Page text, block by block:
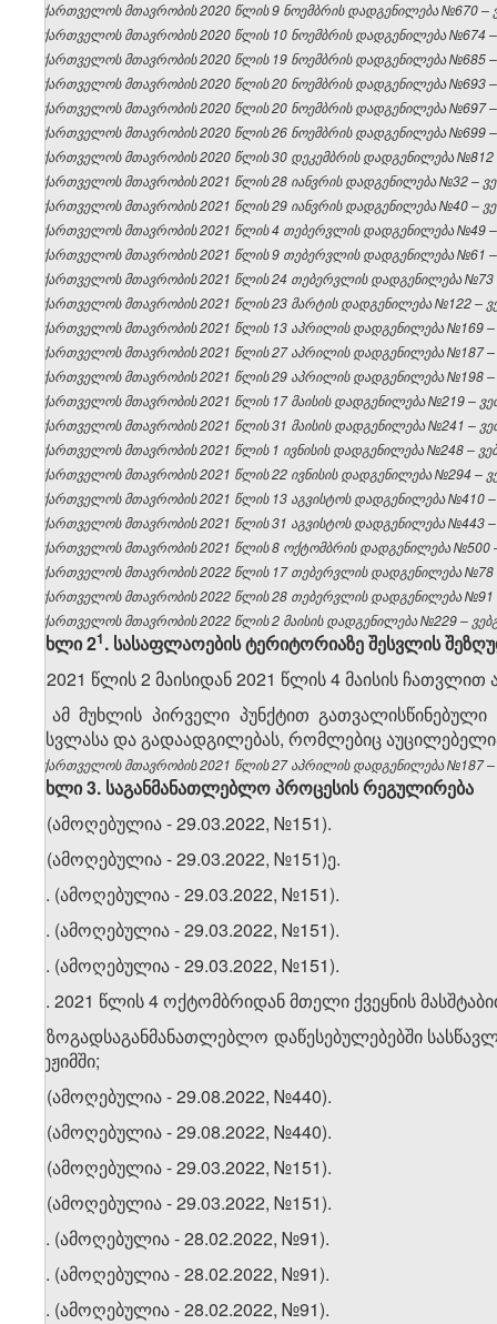
საქართველოს მთავრობის 2020 წლის 9 ნოემბრის დადგენილება №670 –
საქართველოს მთავრობის 2020 წლის 10 ნოემბრის დადგენილება №674
საქართველოს მთავრობის 2020 წლის 19 ნოემბრის დადგენილება №685
საქართველოს მთავრობის 2020 წლის 20 ნოემბრის დადგენილება №693
საქართველოს მთავრობის 2020 წლის 20 ნოემბრის დადგენილება №697
საქართველოს მთავრობის 2020 წლის 26 ნოემბრის დადგენილება №699
საქართველოს მთავრობის 2020 წლის 30 დეკემბრის დადგენილება №812
საქართველოს მთავრობის 2021 წლის 28 იანვრის დადგენილება №32 –
საქართველოს მთავრობის 2021 წლის 29 იანვრის დადგენილება №40 –
საქართველოს მთავრობის 2021 წლის 4 თებერვლის დადგენილება №49 –
საქართველოს მთავრობის 2021 წლის 9 თებერვლის დადგენილება №61 –
საქართველოს მთავრობის 2021 წლის 24 თებერვლის დადგენილება №73
საქართველოს მთავრობის 2021 წლის 23 მარტის დადგენილება №122 –
საქართველოს მთავრობის 2021 წლის 13 აპრილის დადგენილება №169 –
საქართველოს მთავრობის 2021 წლის 27 აპრილის დადგენილება №187 –
საქართველოს მთავრობის 2021 წლის 29 აპრილის დადგენილება №198 –
საქართველოს მთავრობის 2021 წლის 17 მაისის დადგენილება №219 –
საქართველოს მთავრობის 2021 წლის 31 მაისის დადგენილება №241 –
საქართველოს მთავრობის 2021 წლის 1 ივნისის დადგენილება №248 –
საქართველოს მთავრობის 2021 წლის 22 ივნისის დადგენილება №294 –
საქართველოს მთავრობის 2021 წლის 13 აგვისტოს დადგენილება №410
საქართველოს მთავრობის 2021 წლის 31 აგვისტოს დადგენილება №443
საქართველოს მთავრობის 2021 წლის 8 ოქტომბრის დადგენილება №500
საქართველოს მთავრობის 2022 წლის 17 თებერვლის დადგენილება №78
საქართველოს მთავრობის 2022 წლის 28 თებერვლის დადგენილება №91
საქართველოს მთავრობის 2022 წლის 2 მაისის დადგენილება №229 –
მუხლი 2​1. სასაფლაოების ტერიტორიაზე შესვლის
1. 2021 წლის 2 მაისიდან 2021 წლის 4 მაისის
2. ამ მუხლის პირველი პუნქტით
შესვლასა და გადაადგილებას, რომლებიც
საქართველოს მთავრობის 2021 წლის 27 აპრილის დადგენილება №187 –
მუხლი3. საგანმანათლებლოპროცესისრეგულირება
1. (ამოღებულია - 29.03.2022, №151).
2. (ამოღებულია - 29.03.2022, №151)ე.
. (ამოღებულია - 29.03.2022, №151).
. (ამოღებულია - 29.03.2022, №151).
. (ამოღებულია - 29.03.2022, №151).
. 2021 წლის 4 ოქტომბრიდან მთელი ქვეყნის
ა) ზოგადსაგანმანათლებლო დაწესებულებებში
რეჟიმში;
ბ) (ამოღებულია - 29.08.2022, №440).
3. (ამოღებულია - 29.08.2022, №440).
4. (ამოღებულია - 29.03.2022, №151).
5. (ამოღებულია - 29.03.2022, №151).
. (ამოღებულია - 28.02.2022, №91).
. (ამოღებულია - 28.02.2022, №91).
. (ამოღებულია - 28.02.2022, №91).